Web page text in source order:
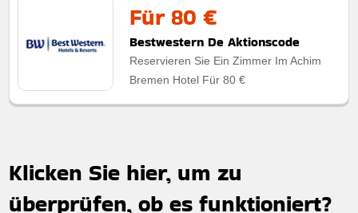
Für 80 €
Bestwestern De Aktionscode
Reservieren Sie Ein Zimmer Im Achim
Bremen Hotel Für 80 €
Klicken Sie hier, um zu
überprüfen, ob es funktioniert?